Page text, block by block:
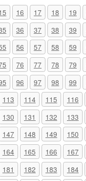
16 17 18 19
36 37 38 39
56 57 58 59
76 77 78 79
96 97 98 99
113 114 115 116
130 131 132 133
147 148 149 150
164 165 166 167
181 182 183 184